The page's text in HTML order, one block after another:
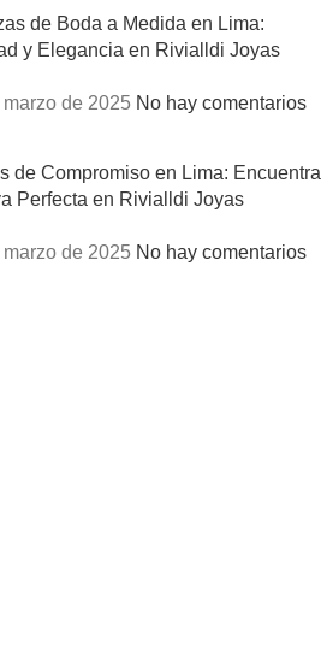
de Boda a Medida en Lima:
y Elegancia en Rivialldi Joyas
marzo de 2025 No hay comentarios
de Compromiso en Lima: Encuentra
Perfecta en Rivialldi Joyas
marzo de 2025 No hay comentarios